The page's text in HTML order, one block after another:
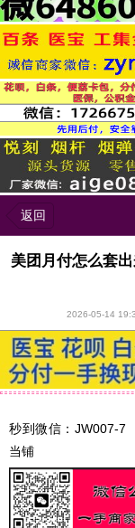
返回
美团月付怎么套
2026-05-14
秒到微信：JW007-
当铺